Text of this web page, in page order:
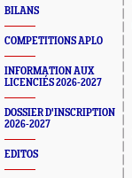
BILANS
COMPETITIONS APLO
INFORMATION AUX
LICENCIÉS 2026-2027
DOSSIER D'INSCRIPTION
2026-2027
EDITOS